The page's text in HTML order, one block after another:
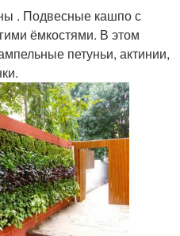
. Подвесные кашпо с
ёмкостями. В этом
петуньи, актинии,